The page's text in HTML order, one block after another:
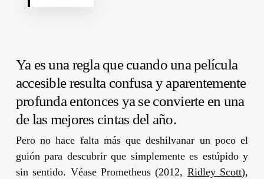
Ya es una regla que cuando una película
accesible resulta confusa y aparentemente
profunda entonces ya se convierte en una
de las mejores cintas del año.
Pero no hace falta más que deshilvanar un poco el
guión para descubrir que simplemente es estúpido y
sin sentido. Véase Prometheus(2012, Ridley Scott),